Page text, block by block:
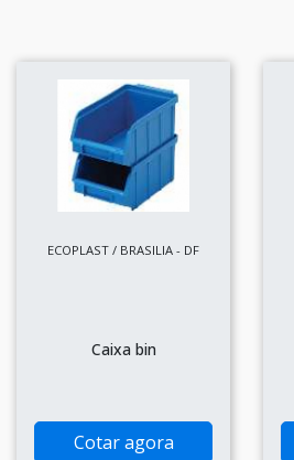
ECOPLAST / BRASILIA - DF
Caixa bin
Cotar agora